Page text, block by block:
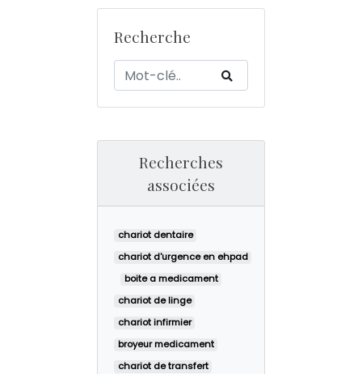
Recherche
Recherches
associées
chariot dentaire
chariot d'urgence en ehpad
boite a medicament
chariot de linge
chariot infirmier
broyeur medicament
chariot de transfert